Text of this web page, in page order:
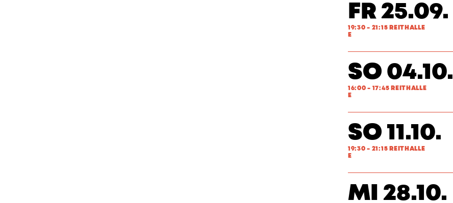
FR 25.09.
19:30 - 21:15 REITHALLE
E
SO 04.10.
16:00 - 17:45 REITHALLE
E
SO 11.10.
19:30 - 21:15 REITHALLE
E
MI 28.10.